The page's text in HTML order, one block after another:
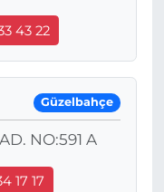
43 22
Güzelbahçe
NO:591 A
17 17